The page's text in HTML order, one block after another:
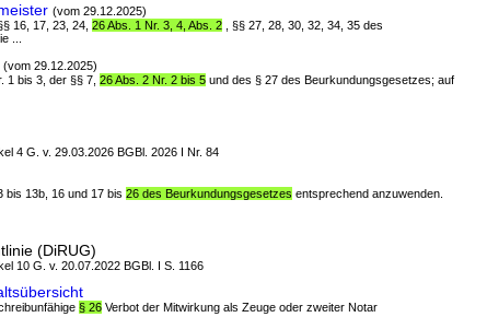
(vom 29.12.2025)
16, 17, 23, 24, 26 Abs. 1 Nr. 3, 4, Abs. 2 , §§ 27, 28, 30, 32, 34, 35 des
...
(vom 29.12.2025)
1 bis 3, der §§ 7, 26 Abs. 2 Nr. 2 bis 5 und des § 27 des Beurkundungsgesetzes; auf
4 G. v. 29.03.2026 BGBl. 2026 I Nr. 84
bis 13b, 16 und 17 bis 26 des Beurkundungsgesetzes entsprechend anzuwenden.
(DiRUG)
10 G. v. 20.07.2022 BGBl. I S. 1166
§ 26 Verbot der Mitwirkung als Zeuge oder zweiter Notar